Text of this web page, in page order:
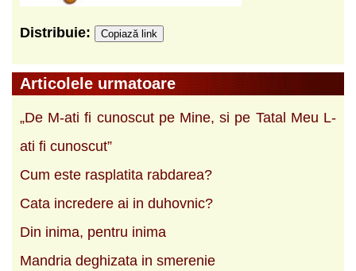
Distribuie: Copiază link
Articolele urmatoare
„De M-ati fi cunoscut pe Mine, si pe Tatal Meu L-
ati fi cunoscut”
Cum este rasplatita rabdarea?
Cata incredere ai in duhovnic?
Din inima, pentru inima
Mandria deghizata in smerenie